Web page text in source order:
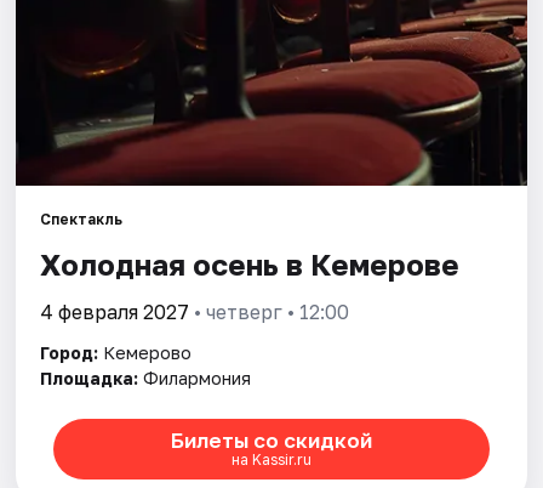
Спектакль
Холодная осень в Кемерове
4 февраля 2027 • четверг • 12:00
Город: Кемерово
Площадка: Филармония
Билеты со скидкой
на Kassir.ru